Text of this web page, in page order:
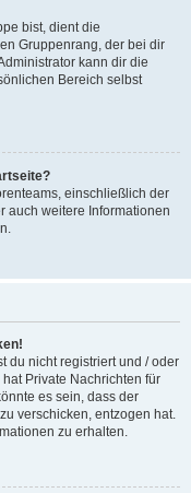
bist, dient die
Gruppenrang, der bei dir
kann dir die
Bereich selbst
einschließlich der
auch weitere Informationen
du nicht registriert und / oder
Private Nachrichten für
es sein, dass der
verschicken, entzogen hat.
zu erhalten.